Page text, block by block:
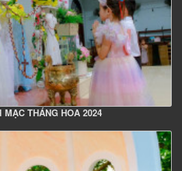
MẠC THÁNG HOA 2024